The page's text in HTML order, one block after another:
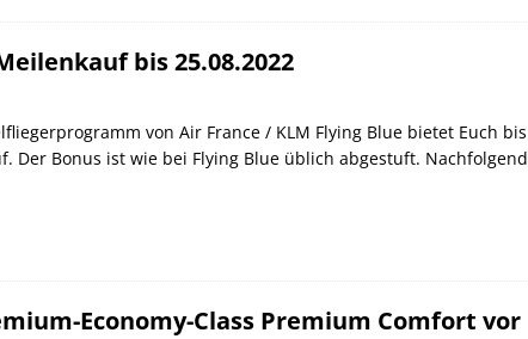
bis 25.08.2022
von Air France / KLM Flying Blue bietet Euch bis
Der Bonus ist wie bei Flying Blue üblich abgestuft. Nachfolgend
Economy-Class Premium Comfort vor